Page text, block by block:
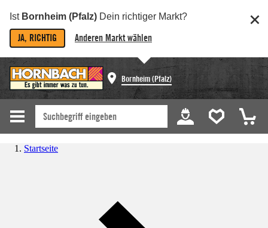
Ist Bornheim (Pfalz) Dein richtiger Markt?
JA, RICHTIG Anderen Markt wählen
Bornheim (Pfalz)
Startseite